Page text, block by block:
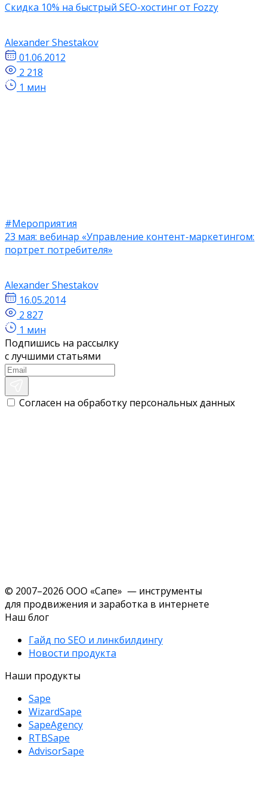
Скидка 10% на быстрый SEO-хостинг от Fozzy
Alexander Shestakov
01.06.2012
2 218
1 мин
#Мероприятия
23 мая: вебинар «Управление контент-маркетингом:
портрет потребителя»
Alexander Shestakov
16.05.2014
2 827
1 мин
Подпишись на рассылку
с лучшими статьями
Согласен на обработку персональных данных
© 2007–2026 ООО «Сапе» — инструменты
для продвижения и заработка в интернете
Наш блог
Гайд по SEO и линкбилдингу
Новости продукта
Наши продукты
Sape
WizardSape
SapeAgency
RTBSape
AdvisorSape